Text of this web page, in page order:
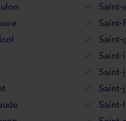
Saint-
Saint-
Saint-
Saint-
Saint-
Saint-